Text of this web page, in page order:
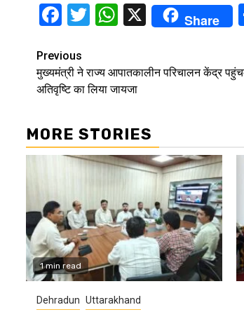
Facebook
TwitterWhatsApp
X Share
Continue
Reading
Previous
मुख्यमंत्री ने राज्य आपातकालीन परिचालन केंद्र
अतिवृष्टि का लिया जायजा
MORE STORIES
1 min read
Dehradun Uttarakhand